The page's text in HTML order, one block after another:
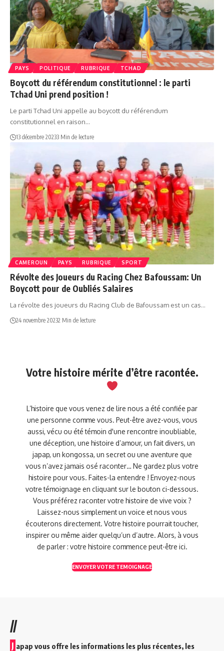
PAYS POLITIQUE RUBRIQUE TCHAD
Boycott du référendum constitutionnel : le parti
Tchad Uni prend position !
Le parti Tchad Uni appelle au boycott du référendum
constitutionnel en raison…
13 décembre 20233 Min de lecture
CAMEROUN PAYS RUBRIQUE SPORT
Révolte des Joueurs du Racing Chez Bafoussam: Un
Boycott pour de Oubliés Salaires
La révolte des joueurs du Racing Club de Bafoussam est un cas…
24 novembre 20232 Min de lecture
Votre histoire mérite d’être racontée.
L’histoire que vous venez de lire nous a été confiée par
une personne comme vous. Peut-être avez-vous, vous
aussi, vécu ou été témoin d'une rencontre inoubliable,
une déception, une histoire d’amour, un fait divers, un
japap, un kongossa, un secret ou une aventure que
vous n’avez jamais osé raconter… Ne gardez plus votre
histoire pour vous. Faites-la entendre ! Envoyez-nous
votre témoignage en cliquant sur le bouton ci-dessous.
Vous préférez raconter votre histoire de vive voix ?
Laissez-nous simplement un voice et nous vous
écouterons directement. Votre histoire pourrait toucher,
inspirer ou même aider quelqu’un d’autre. Alors, à vous
de parler : votre histoire commence peut-être ici.
ENVOYER VOTRE TEMOIGNAGE
//
J apap vous offre les informations les plus récentes, les